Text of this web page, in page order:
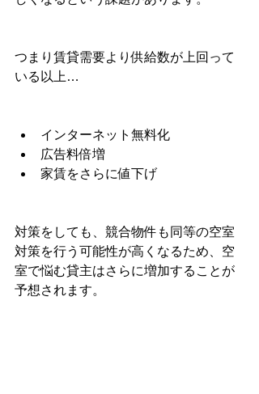
つまり賃貸需要より供給数が上回って
いる以上…
インターネット無料化
広告料倍増
家賃をさらに値下げ
対策をしても、競合物件も同等の空室
対策を行う可能性が高くなるため、空
室で悩む貸主はさらに増加することが
予想されます。